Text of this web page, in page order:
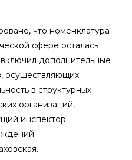
что номенклатура
сфере осталась
дополнительные
осуществляющих
в структурных
организаций,
инспектор